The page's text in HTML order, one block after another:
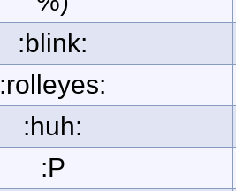
:blink:
:rolleyes:
:huh:
:P